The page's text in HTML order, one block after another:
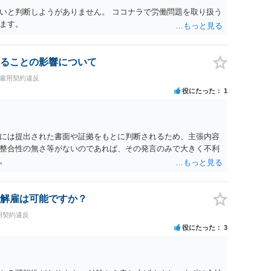
、資料等を持参の上弁護士に確認されることをお勧めしま
てはタレント側に損害賠償が発生する建付けになっているこ
解除したのにタレントへ違約金を課す設計は、合理性や対価
ント側の重大な契約違反がある場合は、実損害の範囲で請求
と判断しようがありません。 ココナラで労働問題を取り扱う
す。
ことの影響について
用契約違反
役にたった
1
は提出された書面や証拠をもとに判断されるため、主張内容
合性の無さ等がないのであれば、その発言のみで大きく不利
雇は可能ですか？
契約違反
役にたった
3